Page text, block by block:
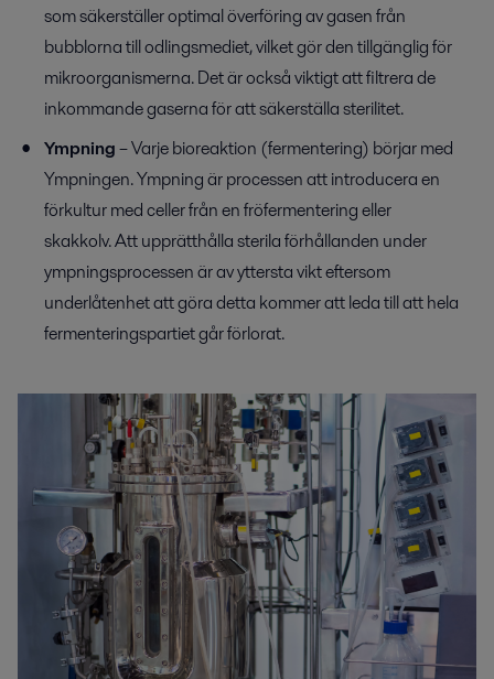
som säkerställer optimal överföring av gasen från
bubblorna till odlingsmediet, vilket gör den tillgänglig för
mikroorganismerna. Det är också viktigt att filtrera de
inkommande gaserna för att säkerställa sterilitet.
Ympning– Varje bioreaktion (fermentering) börjar med
Ympningen. Ympning är processen att introducera en
förkultur med celler från en fröfermentering eller
skakkolv. Att upprätthålla sterila förhållanden under
ympningsprocessen är av yttersta vikt eftersom
underlåtenhet att göra detta kommer att leda till att hela
fermenteringspartiet går förlorat.